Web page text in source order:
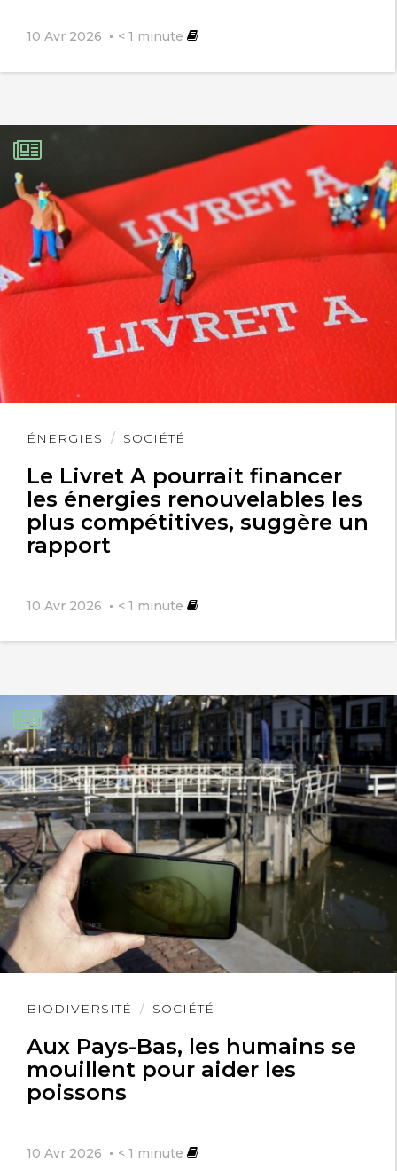
10 Avr 2026 < 1 minute
ÉNERGIES SOCIÉTÉ
Le Livret A pourrait financer
les énergies renouvelables les
plus compétitives, suggère un
rapport
10 Avr 2026 < 1 minute
Lire
BIODIVERSITÉ SOCIÉTÉ
Aux Pays-Bas, les humains se
mouillent pour aider les
poissons
10 Avr 2026 < 1 minute
Lire